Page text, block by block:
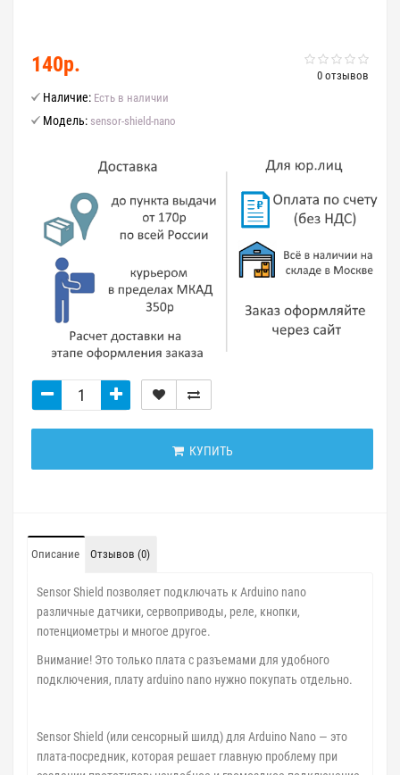
0 отзывов
140р.
Наличие: Есть в наличии
Модель: sensor-shield-nano
КУПИТЬ
Описание Отзывов (0)
Sensor Shield позволяет подключать к Arduino nano
различные датчики, сервоприводы, реле, кнопки,
потенциометры и многое другое.
Внимание! Это только плата с разъемами для удобного
подключения, плату arduino nano нужно покупать отдельно.
Sensor Shield (или сенсорный шилд) для Arduino Nano — это
плата-посредник, которая решает главную проблему при